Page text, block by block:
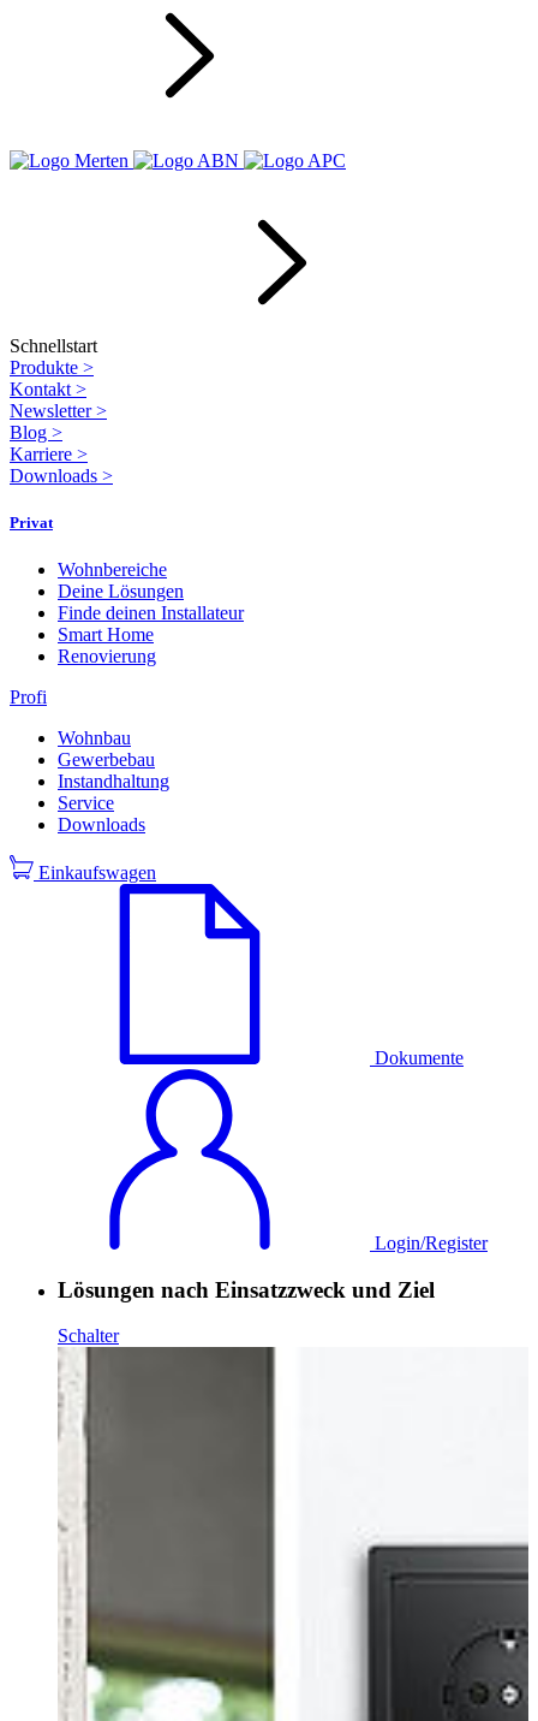
Schnellstart
Produkte >
Kontakt >
Newsletter>
Blog >
Karriere >
Downloads >
Privat
Wohnbereiche
Deine Lösungen
Finde deinen Installateur
Smart Home
Renovierung
Profi
Wohnbau
Gewerbebau
Instandhaltung
Service
Downloads
Einkaufswagen
Dokumente
Login/Register
Lösungen nach Einsatzzweck und Ziel
Schalter